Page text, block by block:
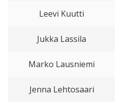
Leevi Kuutti
Jukka Lassila
Marko Lausniemi
Jenna Lehtosaari